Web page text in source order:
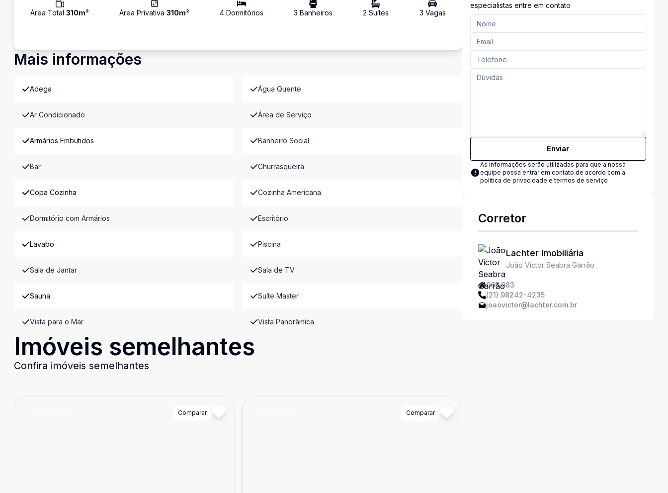
Área Total 310m² Área Privativa310m² 4 Dormitórios 3 Banheiros 2 Suítes 3 Vagas
Mais informações
Adega Água Quente
Ar Condicionado Área de Serviço
Armários Embutidos Banheiro Social
Bar Churrasqueira
Copa Cozinha Cozinha Americana
Dormitório com Armários Escritório
Lavabo Piscina
Sala de Jantar Sala de TV
Sauna Suíte Master
Vista para o Mar Vista Panorâmica
Imóveis semelhantes
Confira imóveis semelhantes
Comparar Comparar
especialistas entre em contato
Enviar
As informações serão utilizadas para que a nossa
equipe possa entrar em contato de acordo com a
política de privacidade e termos de serviço
Corretor
Lachter Imobiliária
João Victor Seabra Garrão
065.983
(21) 98242-4235
joaovictor@lachter.com.br